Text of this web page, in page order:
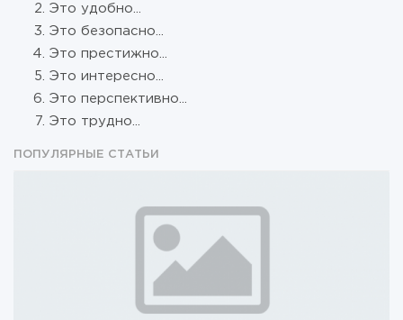
Это удобно...
Это безопасно...
Это престижно...
Это интересно...
Это перспективно...
Это трудно...
ПОПУЛЯРНЫЕ СТАТЬИ